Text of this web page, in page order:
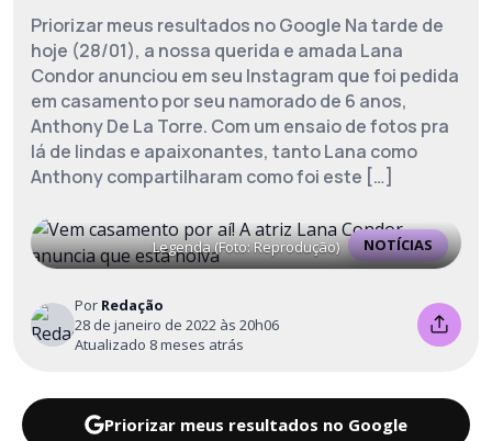
Priorizar meus resultados no Google Na tarde de
hoje (28/01), a nossa querida e amada Lana
Condor anunciou em seu Instagram que foi pedida
em casamento por seu namorado de 6 anos,
Anthony De La Torre. Com um ensaio de fotos pra
lá de lindas e apaixonantes, tanto Lana como
Anthony compartilharam como foi este […]
NOTÍCIAS
Legenda (Foto: Reprodução)
Por Redação
28 de janeiro de 2022 às 20h06
Atualizado 8 meses atrás
Priorizar meus resultados no Google